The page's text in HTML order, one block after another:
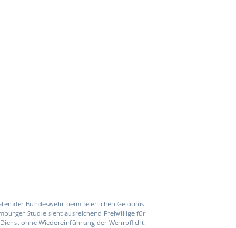
der Bundeswehr beim feierlichen Gelöbnis:
Studie sieht ausreichend Freiwillige für
ohne Wiedereinführung der Wehrpflicht.